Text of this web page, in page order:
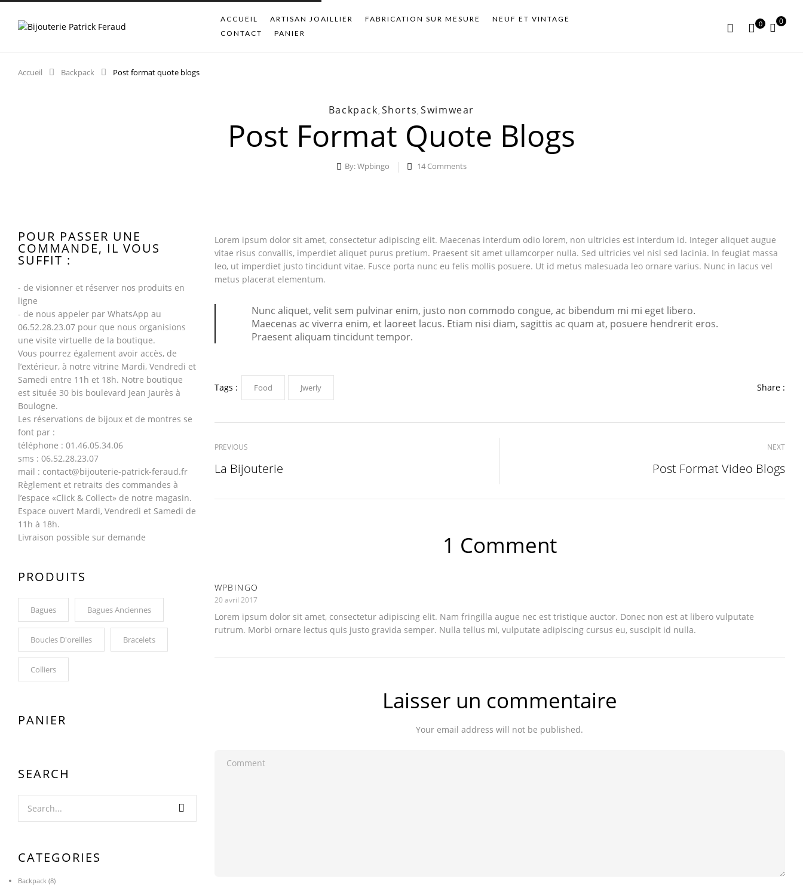
ACCUEIL ARTISAN JOAILLIER FABRICATION SUR MESURE
NEUF ET VINTAGE
CONTACT
PANIER
0 0
Accueil Backpack Post format quote blogs
Backpack, Shorts,Swimwear
Post Format Quote Blogs
By:Wpbingo 14 Comments
POUR PASSER UNE
COMMANDE, IL VOUS
SUFFIT :
- de visionner et réserver nos produits en
ligne
- de nous appeler par WhatsApp au
06.52.28.23.07 pour que nous organisions
une visite virtuelle de la boutique.
Vous pourrez également avoir accès, de
l’extérieur, à notre vitrine Mardi, Vendredi et
Samedi entre 11h et 18h. Notre boutique
est située 30 bis boulevard Jean Jaurès à
Boulogne.
Les réservations de bijoux et de montres se
font par :
téléphone : 01.46.05.34.06
sms : 06.52.28.23.07
mail : contact@bijouterie-patrick-feraud.fr
Règlement et retraits des commandes à
l’espace «Click & Collect» de notre magasin.
Espace ouvert Mardi, Vendredi et Samedi de
11h à 18h.
Livraison possible sur demande
PRODUITS
Bagues Bagues Anciennes
Boucles D'oreilles Bracelets
Colliers
PANIER
SEARCH
CATEGORIES
Backpack (8)
Lorem ipsum dolor sit amet, consectetur adipiscing elit. Maecenas interdum odio lorem, non ultricies est interdum id. Integer aliquet augue
vitae risus convallis, imperdiet aliquet purus pretium. Praesent sit amet ullamcorper nulla. Sed ultricies vel nisl sed lacinia. In feugiat massa
leo, ut imperdiet justo tincidunt vitae. Fusce porta nunc eu felis mollis posuere. Ut id metus malesuada leo ornare varius. Nunc in lacus vel
metus placerat elementum.
Nunc aliquet, velit sem pulvinar enim, justo non commodo congue, ac bibendum mi mi eget libero.
Maecenas ac viverra enim, et laoreet lacus. Etiam nisi diam, sagittis ac quam at, posuere hendrerit eros.
Praesent aliquam tincidunt tempor.
Tags : Food Jwerly Share :
PREVIOUS
La Bijouterie
NEXT
Post Format Video Blogs
1 Comment
WPBINGO
20 avril 2017
Lorem ipsum dolor sit amet, consectetur adipiscing elit. Nam fringilla augue nec est tristique auctor. Donec non est at libero vulputate
rutrum. Morbi ornare lectus quis justo gravida semper. Nulla tellus mi, vulputate adipiscing cursus eu, suscipit id nulla.
Laisser un commentaire
Your email address will not be published.